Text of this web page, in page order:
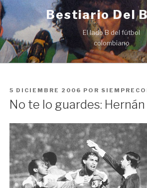
Ir
al
contenido
Bestiario Del
El lado B del fútbol
colombiano
PUBLICADO
EN
5 DICIEMBRE 2006 POR
No te lo guardes: